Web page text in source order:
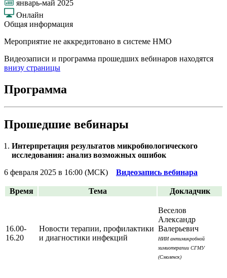
январь-май 2025
Онлайн
Общая информация
Мероприятие не аккредитовано в системе НМО
Видеозаписи и программа прошедших вебинаров находятся
внизу страницы
Программа
Прошедшие вебинары
Интерпретация результатов микробиологического
исследования: анализ возможных ошибок
6 февраля 2025 в 16:00 (МСК) Видеозапись вебинара
Время Тема Докладчик
16.00-
16.20
Новости терапии, профилактики
и диагностики инфекций
Веселов
Александр
Валерьевич
НИИ антимикробной
химиотерапии СГМУ
(Смоленск)